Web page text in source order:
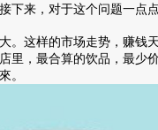
来，对于这个问题一点
样的市场走势，赚钱
里，最合算的饮品，最少
。